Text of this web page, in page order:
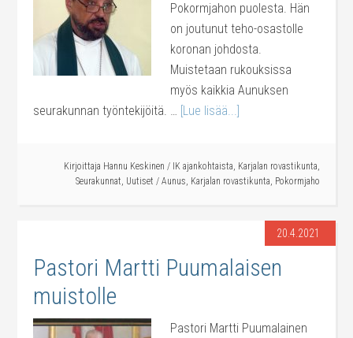
Pokormjahon puolesta. Hän
on joutunut teho-osastolle
koronan johdosta.
Muistetaan rukouksissa
myös kaikkia Aunuksen
seurakunnan työntekijöitä. … [Lue lisää...]
Kirjoittaja Hannu Keskinen / IK ajankohtaista, Karjalan rovastikunta,
Seurakunnat, Uutiset / Aunus, Karjalan rovastikunta, Pokormjaho
20.4.2021
Pastori Martti Puumalaisen
muistolle
Pastori Martti Puumalainen